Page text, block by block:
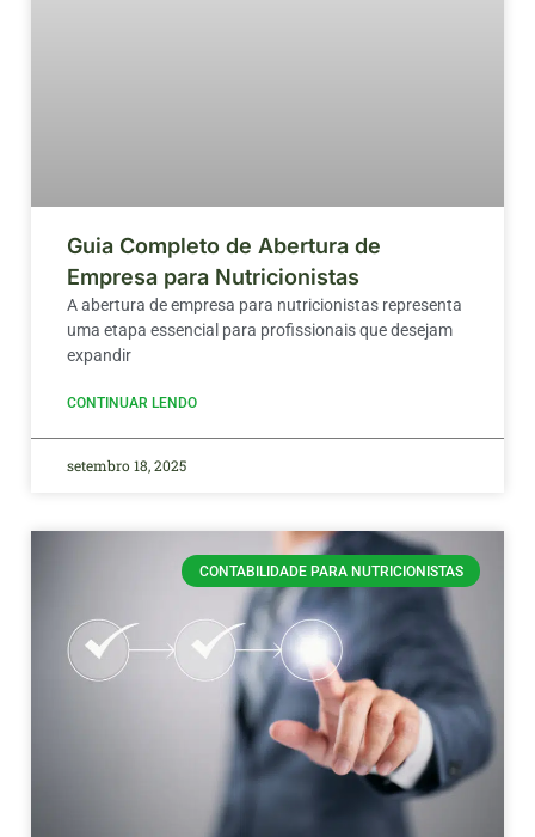
Guia Completo de Abertura de
Empresa para Nutricionistas
A abertura de empresa para nutricionistas representa
uma etapa essencial para profissionais que desejam
expandir
CONTINUAR LENDO
setembro 18, 2025
CONTABILIDADE PARA NUTRICIONISTAS